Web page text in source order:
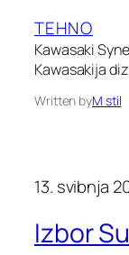
TEHNO
Kawasaki
Kawasakija
Written byM stil
13. svibnja
Izbor